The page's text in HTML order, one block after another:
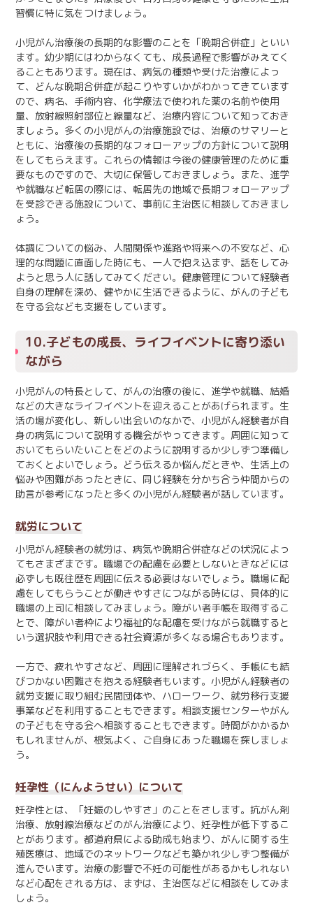
習慣に特に気をつけましょう。
小児がん治療後の長期的な影響のことを「晩期合併症」といい
ます。幼少期にはわからなくても、成長過程で影響がみえてく
ることもあります。現在は、病気の種類や受けた治療によっ
て、どんな晩期合併症が起こりやすいかがわかってきています
ので、病名、手術内容、化学療法で使われた薬の名前や使用
量、放射線照射部位と線量など、治療内容について知っておき
ましょう。多くの小児がんの治療施設では、治療のサマリーと
ともに、治療後の長期的なフォローアップの方針について説明
をしてもらえます。これらの情報は今後の健康管理のために重
要なものですので、大切に保管しておきましょう。また、進学
や就職など転居の際には、転居先の地域で長期フォローアップ
を受診できる施設について、事前に主治医に相談しておきまし
ょう。
体調についての悩み、人間関係や進路や将来への不安など、心
理的な問題に直面した時にも、一人で抱え込まず、話をしてみ
ようと思う人に話してみてください。健康管理について経験者
自身の理解を深め、健やかに生活できるように、がんの子ども
を守る会なども支援をしています。
10.子どもの成長、ライフイベントに寄り添い
ながら
小児がんの特長として、がんの治療の後に、進学や就職、結婚
などの大きなライフイベントを迎えることがあげられます。生
活の場が変化し、新しい出会いのなかで、小児がん経験者が自
身の病気について説明する機会がやってきます。周囲に知って
おいてもらいたいことをどのように説明するか少しずつ準備し
ておくとよいでしょう。どう伝えるか悩んだときや、生活上の
悩みや困難があったときに、同じ経験を分かち合う仲間からの
助言が参考になったと多くの小児がん経験者が話しています。
就労について
小児がん経験者の就労は、病気や晩期合併症などの状況によっ
てもさまざまです。職場での配慮を必要としないときなどには
必ずしも既往歴を周囲に伝える必要はないでしょう。職場に配
慮をしてもらうことが働きやすさにつながる時には、具体的に
職場の上司に相談してみましょう。障がい者手帳を取得するこ
とで、障がい者枠により福祉的な配慮を受けながら就職すると
いう選択肢や利用できる社会資源が多くなる場合もあります。
一方で、疲れやすさなど、周囲に理解されづらく、手帳にも結
びつかない困難さを抱える経験者もいます。小児がん経験者の
就労支援に取り組む民間団体や、ハローワーク、就労移行支援
事業などを利用することもできます。相談支援センターやがん
の子どもを守る会へ相談することもできます。時間がかかるか
もしれませんが、根気よく、ご自身にあった職場を探しましょ
う。
妊孕性（にんようせい）について
妊孕性とは、「妊娠のしやすさ」のことをさします。抗がん剤
治療、放射線治療などのがん治療により、妊孕性が低下するこ
とがあります。都道府県による助成も始まり、がんに関する生
殖医療は、地域でのネットワークなども築かれ少しずつ整備が
進んでいます。治療の影響で不妊の可能性があるかもしれない
など心配をされる方は、まずは、主治医などに相談をしてみま
しょう。